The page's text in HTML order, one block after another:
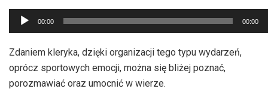
Odtwarzacz
plików
dźwiękowych
00:00 00:00
Zdaniem kleryka, dzięki organizacji tego typu wydarzeń,
oprócz sportowych emocji, można się bliżej poznać,
porozmawiać oraz umocnić w wierze.